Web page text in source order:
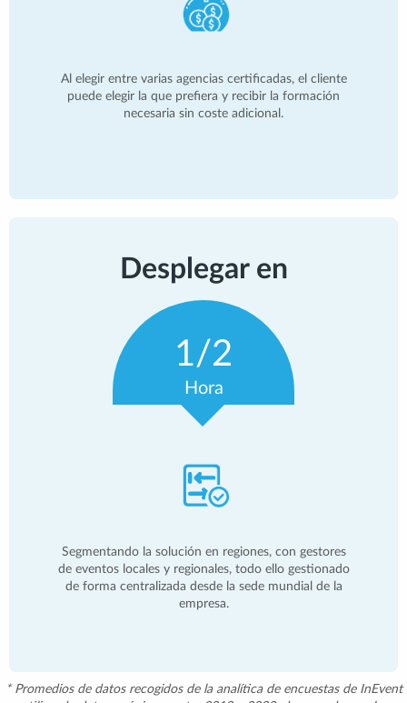
Al elegir entre varias agencias certificadas, el cliente
puede elegir la que prefiera y recibir la formación
necesaria sin coste adicional.
Desplegar en
1/2
Hora
Segmentando la solución en regiones, con gestores
de eventos locales y regionales, todo ello gestionado
de forma centralizada desde la sede mundial de la
empresa.
* Promedios de datos recogidos de la analítica de encuestas de InEvent